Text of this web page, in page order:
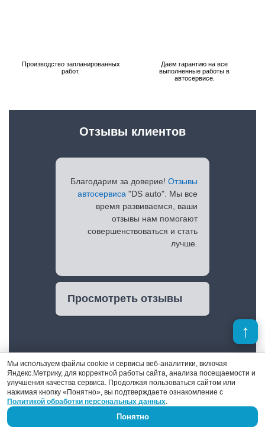
Производство запланированных
работ.
Даем гарантию на все
выполненные работы в
автосервисе.
Благодарим за доверие! Отзывы
автосервиса "DS auto". Мы все
время развиваемся, ваши
отзывы нам помогают
совершенствоваться и стать
лучше.
Просмотреть отзывы
Отзывы клиентов
Александр Иванов
Мы используем файлы cookie и сервисы веб-аналитики, включая
Яндекс.Метрику, для корректной работы сайта, анализа посещаемости и
улучшения качества сервиса. Продолжая пользоваться сайтом или
нажимая кнопку «Понятно», вы подтверждаете ознакомление с
Политикой обработки персональных данных.
Понятно